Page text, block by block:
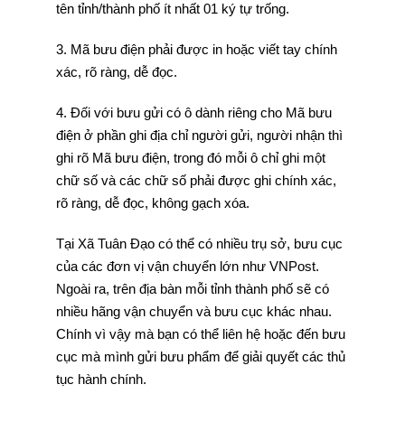
tên tỉnh/thành phố ít nhất 01 ký tự trống.
3. Mã bưu điện phải được in hoặc viết tay chính
xác, rõ ràng, dễ đọc.
4. Đối với bưu gửi có ô dành riêng cho Mã bưu
điện ở phần ghi địa chỉ người gửi, người nhận thì
ghi rõ Mã bưu điện, trong đó mỗi ô chỉ ghi một
chữ số và các chữ số phải được ghi chính xác,
rõ ràng, dễ đọc, không gạch xóa.
Tại Xã Tuân Đạo có thể có nhiều trụ sở, bưu cục
của các đơn vị vận chuyển lớn như VNPost.
Ngoài ra, trên địa bàn mỗi tỉnh thành phố sẽ có
nhiều hãng vận chuyển và bưu cục khác nhau.
Chính vì vậy mà bạn có thể liên hệ hoặc đến bưu
cục mà mình gửi bưu phẩm để giải quyết các thủ
tục hành chính.